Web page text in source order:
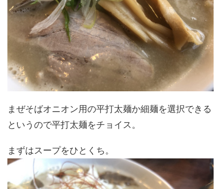
まぜそばオニオン用の平打太麺か細麺を選択できる
というので平打太麺をチョイス。
まずはスープをひとくち。